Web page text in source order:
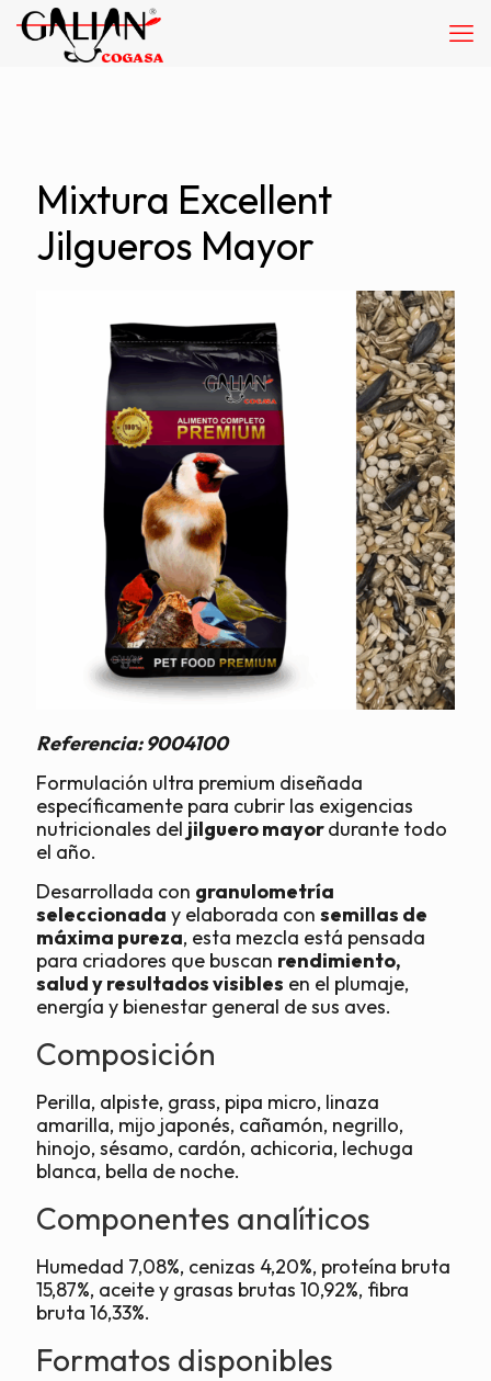
Mixtura Excellent
Jilgueros Mayor
Referencia:9004100
Formulación ultra premium diseñada
específicamente para cubrir las exigencias
nutricionales del jilguero mayordurante todo
el año.
Desarrollada con granulometría
seleccionada y elaborada con semillas de
máxima pureza, esta mezcla está pensada
para criadores que buscan rendimiento,
salud y resultados visibles en el plumaje,
energía y bienestar general de sus aves.
Composición
Perilla, alpiste, grass, pipa micro, linaza
amarilla, mijo japonés, cañamón, negrillo,
hinojo, sésamo, cardón, achicoria, lechuga
blanca, bella de noche.
Componentes analíticos
Humedad 7,08%, cenizas 4,20%, proteína bruta
15,87%, aceite y grasas brutas 10,92%, fibra
bruta 16,33%.
Formatos disponibles